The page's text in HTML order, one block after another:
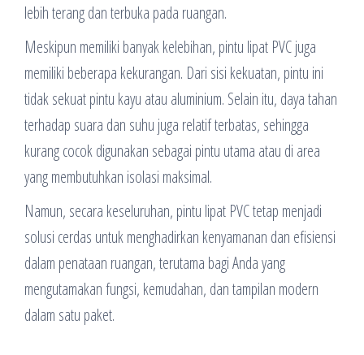
lebih terang dan terbuka pada ruangan.
Meskipun memiliki banyak kelebihan, pintu lipat PVC juga
memiliki beberapa kekurangan. Dari sisi kekuatan, pintu ini
tidak sekuat pintu kayu atau aluminium. Selain itu, daya tahan
terhadap suara dan suhu juga relatif terbatas, sehingga
kurang cocok digunakan sebagai pintu utama atau di area
yang membutuhkan isolasi maksimal.
Namun, secara keseluruhan, pintu lipat PVC tetap menjadi
solusi cerdas untuk menghadirkan kenyamanan dan efisiensi
dalam penataan ruangan, terutama bagi Anda yang
mengutamakan fungsi, kemudahan, dan tampilan modern
dalam satu paket.